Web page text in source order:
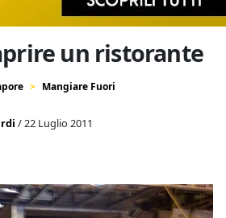
un ristorante
Mangiare Fuori
/ 22 Luglio 2011